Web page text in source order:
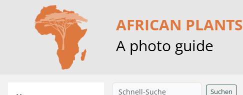
AFRICAN PLANTS
A photo guide
Suchen